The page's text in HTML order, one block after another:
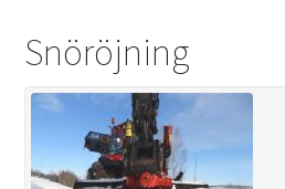
Snöröjning